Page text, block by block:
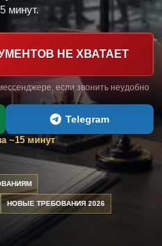
минут.
НЕ ХВАТАЕТ
если звонить неудобно
Telegram
~15 минут
НОВЫЕ ТРЕБОВАНИЯ 2026